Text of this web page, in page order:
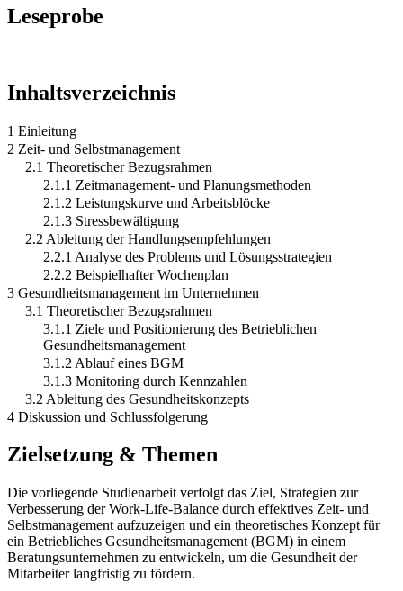
Leseprobe
Inhaltsverzeichnis
1 Einleitung
2 Zeit- und Selbstmanagement
2.1 Theoretischer Bezugsrahmen
2.1.1 Zeitmanagement- und Planungsmethoden
2.1.2 Leistungskurve und Arbeitsblöcke
2.1.3 Stressbewältigung
2.2 Ableitung der Handlungsempfehlungen
2.2.1 Analyse des Problems und Lösungsstrategien
2.2.2 Beispielhafter Wochenplan
3 Gesundheitsmanagement im Unternehmen
3.1 Theoretischer Bezugsrahmen
3.1.1 Ziele und Positionierung des Betrieblichen
Gesundheitsmanagement
3.1.2 Ablauf eines BGM
3.1.3 Monitoring durch Kennzahlen
3.2 Ableitung des Gesundheitskonzepts
4 Diskussion und Schlussfolgerung
Zielsetzung & Themen
Die vorliegende Studienarbeit verfolgt das Ziel, Strategien zur
Verbesserung der Work-Life-Balance durch effektives Zeit- und
Selbstmanagement aufzuzeigen und ein theoretisches Konzept für
ein Betriebliches Gesundheitsmanagement (BGM) in einem
Beratungsunternehmen zu entwickeln, um die Gesundheit der
Mitarbeiter langfristig zu fördern.